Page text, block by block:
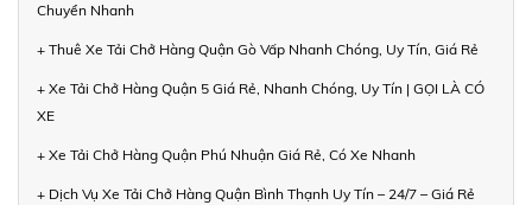
Chuyển Nhanh
+ Thuê Xe Tải Chở Hàng Quận Gò Vấp Nhanh Chóng, Uy Tín, Giá Rẻ
+ Xe Tải Chở Hàng Quận 5 Giá Rẻ, Nhanh Chóng, Uy Tín | GỌI LÀ CÓ
XE
+ Xe Tải Chở Hàng Quận Phú Nhuận Giá Rẻ, Có Xe Nhanh
+ Dịch Vụ Xe Tải Chở Hàng Quận Bình Thạnh Uy Tín – 24/7 – Giá Rẻ